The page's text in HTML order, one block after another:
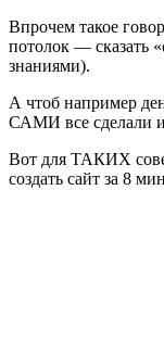
Впрочем такое
потолок — сказать
знаниями).
А чтоб например
САМИ все сделали
Вот для ТАКИХ
создать сайт за 8